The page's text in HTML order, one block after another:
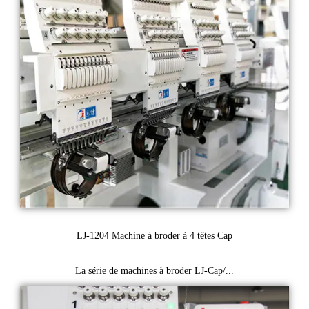
LJ-1204 Machine à broder à 4 têtes Cap
La série de machines à broder LJ-Cap/...